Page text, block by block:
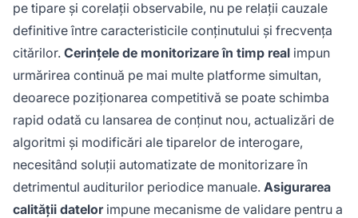
pe tipare și corelații observabile, nu pe relații cauzale
definitive între caracteristicile conținutului și frecvența
citărilor. Cerințele de monitorizare în timp real impun
urmărirea continuă pe mai multe platforme simultan,
deoarece poziționarea competitivă se poate schimba
rapid odată cu lansarea de conținut nou, actualizări de
algoritmi și modificări ale tiparelor de interogare,
necesitând soluții automatizate de monitorizare în
detrimentul auditurilor periodice manuale. Asigurarea
calității datelorimpune mecanisme de validare pentru a